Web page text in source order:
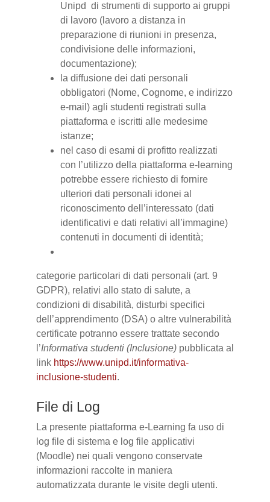
Unipd di strumenti di supporto ai gruppi
di lavoro (lavoro a distanza in
preparazione di riunioni in presenza,
condivisione delle informazioni,
documentazione);
la diffusione dei dati personali
obbligatori (Nome, Cognome, e indirizzo
e-mail) agli studenti registrati sulla
piattaforma e iscritti alle medesime
istanze;
nel caso di esami di profitto realizzati
con l’utilizzo della piattaforma e-learning
potrebbe essere richiesto di fornire
ulteriori dati personali idonei al
riconoscimento dell’interessato (dati
identificativi e dati relativi all’immagine)
contenuti in documenti di identità;
categorie particolari di dati personali (art. 9
GDPR), relativi allo stato di salute, a
condizioni di disabilità, disturbi specifici
dell’apprendimento (DSA) o altre vulnerabilità
certificate potranno essere trattate secondo
l’Informativa studenti (Inclusione) pubblicata al
link https://www.unipd.it/informativa-
inclusione-studenti.
File di Log
La presente piattaforma e-Learning fa uso di
log file di sistema e log file applicativi
(Moodle) nei quali vengono conservate
informazioni raccolte in maniera
automatizzata durante le visite degli utenti.